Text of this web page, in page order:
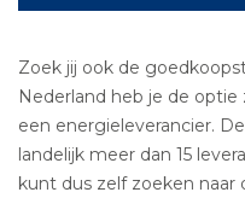
Zoek jij ook de
Nederland heb je de
een energieleverancier.
landelijk meer dan 15
kunt dus zelf zoeken naar